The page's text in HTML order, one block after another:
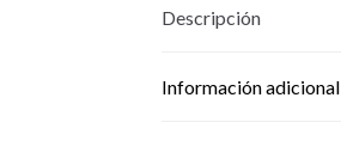
Descripción
Información adicional